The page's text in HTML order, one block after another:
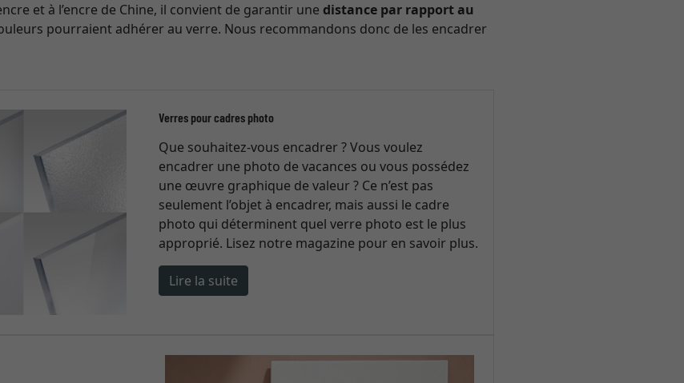
et à l’encre de Chine, il convient de garantir unedistance par rapport au
pourraient adhérer au verre. Nous recommandons donc de les encadrer
Verres pour cadres photo
Que souhaitez-vous encadrer ? Vous voulez
encadrer une photo de vacances ou vous possédez
une œuvre graphique de valeur ? Ce n’est pas
seulement l’objet à encadrer, mais aussi le cadre
photo qui déterminent quel verre photo est le plus
approprié. Lisez notre magazine pour en savoir plus.
Lire la suite